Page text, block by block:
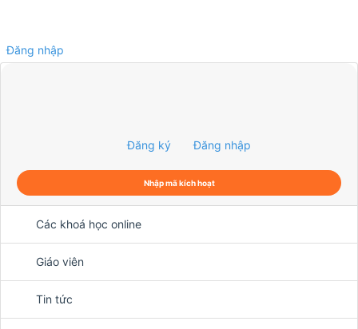
Đăng nhập
Đăng ký Đăng nhập
Nhập mã kích hoạt
Các khoá học online
Giáo viên
Tin tức